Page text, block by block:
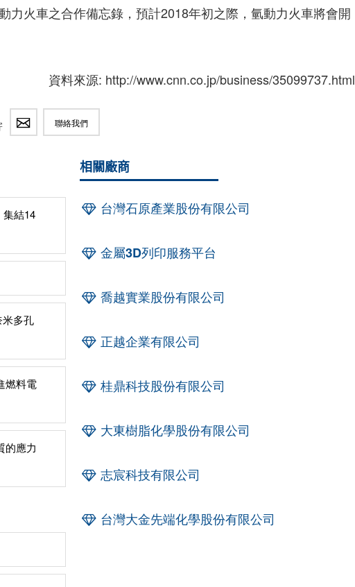
力火車之合作備忘錄，預計2018年初之際，氫動力火車將會開
資料來源: http://www.cnn.co.jp/business/35099737.html
聯絡我們
集結14
米多孔
燃料電
的應力
相關廠商
台灣石原產業股份有限公司
金屬3D列印服務平台
喬越實業股份有限公司
正越企業有限公司
桂鼎科技股份有限公司
大東樹脂化學股份有限公司
志宸科技有限公司
台灣大金先端化學股份有限公司